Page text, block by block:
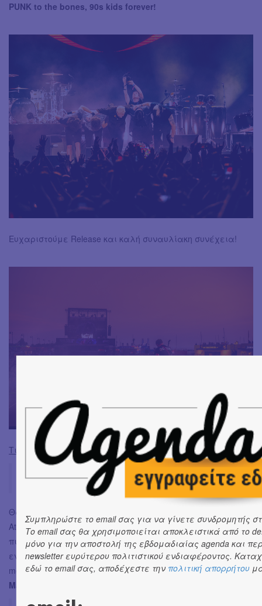
PUNK to the bones, 90s kids forever!
Eυχαριστούμε Release και καλή συναυλίακη συνέχεια!
Τι ακόμη αναμένουμε φέτος από το Release:
Παρασκευή 14 Ιουνίου
Θα πραγματοποιηθεί η πρώτη metal βραδιά του Release
Athens 2024. Headliners θα είναι οι
Megadeth , ένα από τα
πιο καθοριστικά συγκροτήματα στην ιστορία της σκηνής,
ενώ μαζί τους θα είναι οι βάρδοι του progressive power
metal,Blind Guardian, και το εκρηκτικό τρίο των Grand
Magus
Συμπληρώστε το email σας για να γίνετε συνδρομητής
Το email σας θα χρησιμοποιείται αποκλειστικά από το
μόνο για την αποστολή της εβδομαδιαίας agenda και
newsletter ευρύτερου πολιτιστικού ενδιαφέροντος.
εδώ το email σας, αποδέχεστε την πολιτική απορρήτου